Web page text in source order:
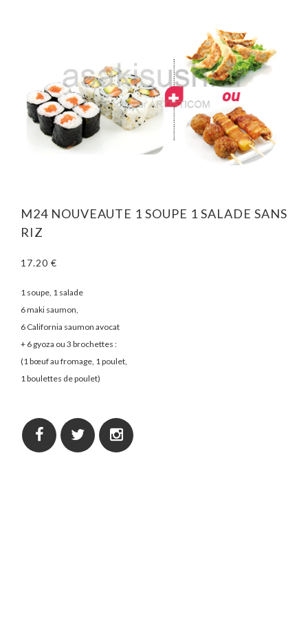
M24 NOUVEAUTE 1 SOUPE 1 SALADE SANS
RIZ
17.20 €
1 soupe, 1 salade
6 maki saumon,
6 California saumon avocat
+ 6 gyoza ou 3 brochettes :
(1 bœuf au fromage, 1 poulet,
1 boulettes de poulet)